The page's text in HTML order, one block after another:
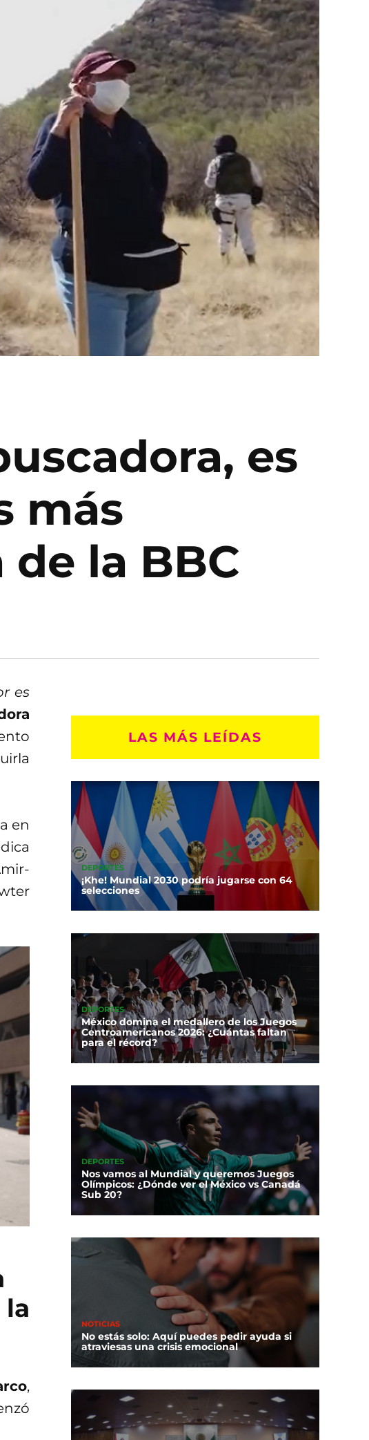
es
más
la BBC
es
en
la
,
LAS MÁS LEÍDAS
DEPORTES
¡Khe! Mundial 2030 podría jugarse con 64
selecciones
DEPORTES
México domina el medallero de los Juegos
Centroamericanos 2026: ¿Cuántas faltan
para el récord?
DEPORTES
Nos vamos al Mundial y queremos Juegos
Olímpicos: ¿Dónde ver el México vs Canadá
Sub 20?
NOTICIAS
No estás solo: Aquí puedes pedir ayuda si
atraviesas una crisis emocional